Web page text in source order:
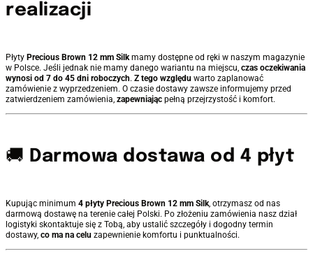
realizacji
Płyty Precious Brown 12 mm Silkmamy dostępne od ręki w naszym magazynie
w Polsce. Jeśli jednak nie mamy danego wariantu na miejscu, czas oczekiwania
wynosi od 7 do 45 dni roboczych. Z tego względu warto zaplanować
zamówienie z wyprzedzeniem. O czasie dostawy zawsze informujemy przed
zatwierdzeniem zamówienia, zapewniając pełną przejrzystość i komfort.
🚚 Darmowa dostawa od 4 płyt
Kupując minimum 4 płyty Precious Brown 12 mm Silk , otrzymasz od nas
darmową dostawę na terenie całej Polski. Po złożeniu zamówienia nasz dział
logistyki skontaktuje się z Tobą, aby ustalić szczegóły i dogodny termin
dostawy, co ma na celu zapewnienie komfortu i punktualności.